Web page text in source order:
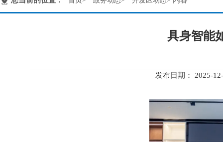
具身智能
发布日期： 2025-